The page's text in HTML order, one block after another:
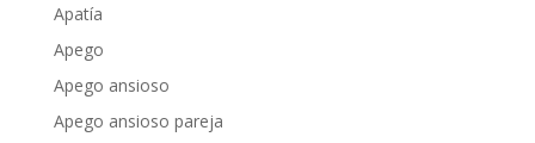
Apatía
Apego
Apego ansioso
Apego ansioso pareja